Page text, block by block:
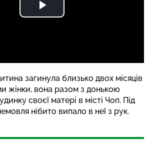
загинула близько двох місяців
жінки, вона разом з донькою
своєї матері в місті Чоп. Під
нібито випало в неї з рук.